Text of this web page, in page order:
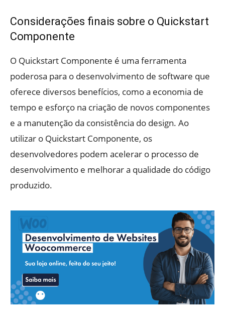
Considerações finais sobre o Quickstart
Componente
O Quickstart Componente é uma ferramenta
poderosa para o desenvolvimento de software que
oferece diversos benefícios, como a economia de
tempo e esforço na criação de novos componentes
e a manutenção da consistência do design. Ao
utilizar o Quickstart Componente, os
desenvolvedores podem acelerar o processo de
desenvolvimento e melhorar a qualidade do código
produzido.